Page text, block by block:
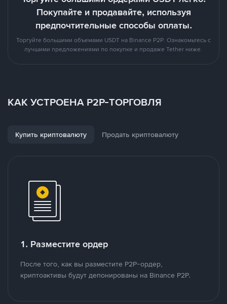
Покупайте и продавайте, используя
предпочтительные способы оплаты.
Торгуйте большими объемами USDT на Binance P2P. Ознакомьтесь с
лучшими предложениями по покупке и продаже Tether ниже.
КАК УСТРОЕНА P2P-ТОРГОВЛЯ
Купить криптовалюту Продать криптовалюту
1. Разместите ордер
После того, как вы разместите P2P-ордер,
криптоактивы будут депонированы на Binance P2P.